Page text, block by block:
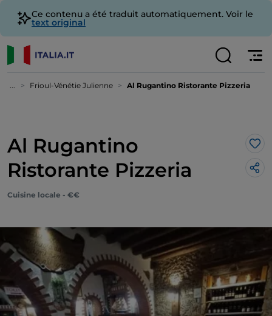
Ce contenu a été traduit automatiquement. Voir le
text original
... Frioul-Vénétie Julienne Al Rugantino Ristorante Pizzeria
Al Rugantino
Ristorante Pizzeria
Cuisine locale - €€